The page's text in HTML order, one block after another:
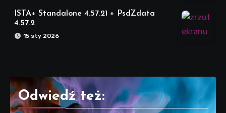
ISTA+ Standalone 4.57.21 + PsdZdata
4.57.2
15 sty 2026
Odwiedź też: